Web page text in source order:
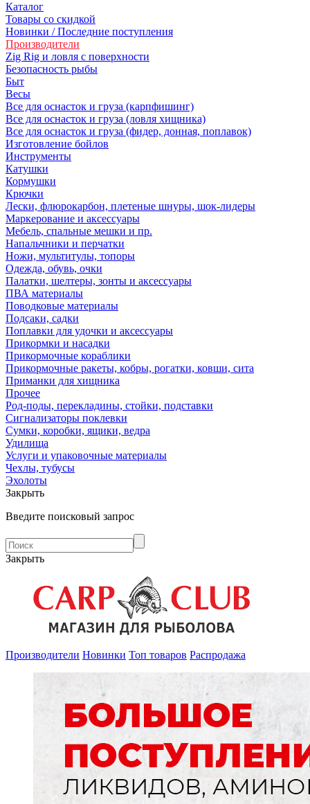
Каталог
Товары со скидкой
Новинки / Последние поступления
Производители
Zig Rig и ловля с поверхности
Безопасность рыбы
Быт
Весы
Все для оснасток и груза (карпфишинг)
Все для оснасток и груза (ловля хищника)
Все для оснасток и груза (фидер, донная, поплавок)
Изготовление бойлов
Инструменты
Катушки
Кормушки
Крючки
Лески, флюрокарбон, плетеные шнуры, шок-лидеры
Маркерование и аксессуары
Мебель, спальные мешки и пр.
Напальчники и перчатки
Ножи, мультитулы, топоры
Одежда, обувь, очки
Палатки, шелтеры, зонты и аксессуары
ПВА материалы
Поводковые материалы
Подсаки, садки
Поплавки для удочки и аксессуары
Прикормки и насадки
Прикормочные кораблики
Прикормочные ракеты, кобры, рогатки, ковши, сита
Приманки для хищника
Прочее
Род-поды, перекладины, стойки, подставки
Сигнализаторы поклевки
Сумки, коробки, ящики, ведра
Удилища
Услуги и упаковочные материалы
Чехлы, тубусы
Эхолоты
Закрыть
Введите поисковый запрос
Закрыть
Производители Новинки Топ товаров Распродажа